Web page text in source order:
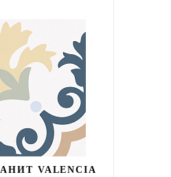
VALENCIA